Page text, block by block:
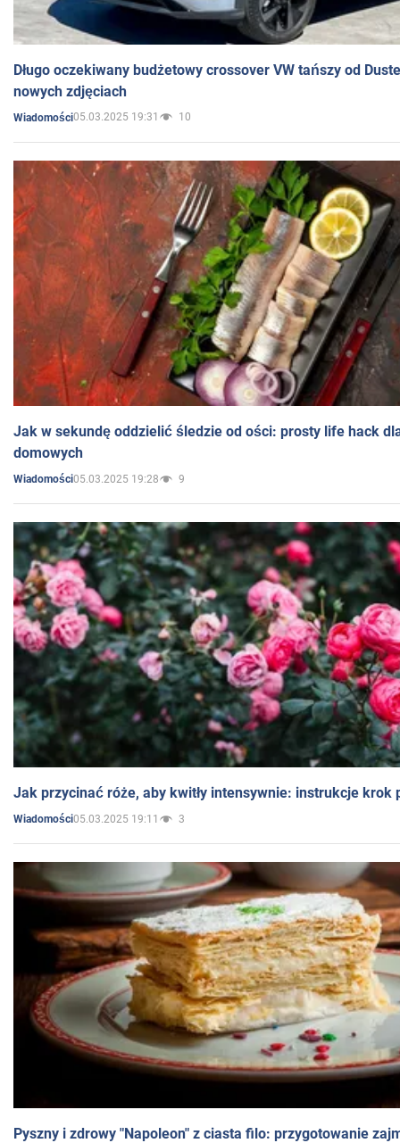
Długo oczekiwany budżetowy crossover VW tańszy od
nowych zdjęciach
Wiadomości05.03.2025 19:31 10
Jak w sekundę oddzielić śledzie od ości: prosty life hack
domowych
Wiadomości05.03.2025 19:28 9
Jak przycinać róże, aby kwitły intensywnie: instrukcje krok
Wiadomości05.03.2025 19:11 3
Pyszny i zdrowy "Napoleon" z ciasta filo: przygotowanie